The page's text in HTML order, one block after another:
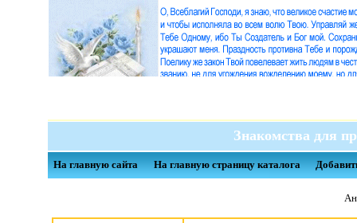
Знакомства для
На главную сайта На главную страницу каталога